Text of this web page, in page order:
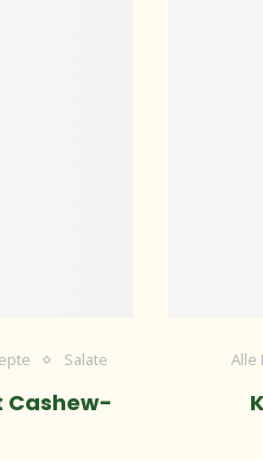
Salate
Cashew-
Alle